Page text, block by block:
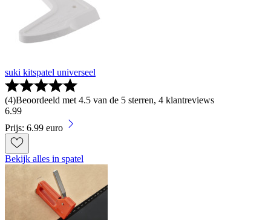
suki kitspatel universeel
(4)Beoordeeld met 4.5 van de 5 sterren, 4 klantreviews
6.99
Prijs: 6.99 euro
Bekijk alles in spatel